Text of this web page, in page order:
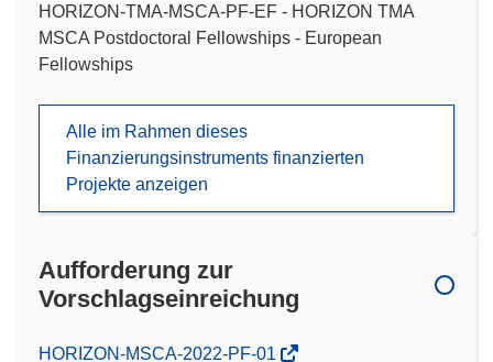
HORIZON-TMA-MSCA-PF-EF - HORIZON TMA
MSCA Postdoctoral Fellowships - European
Fellowships
Alle im Rahmen dieses
Finanzierungsinstruments finanzierten
Projekte anzeigen
Aufforderung zur
Vorschlagseinreichung
(öffnet
HORIZON-MSCA-2022-PF-01